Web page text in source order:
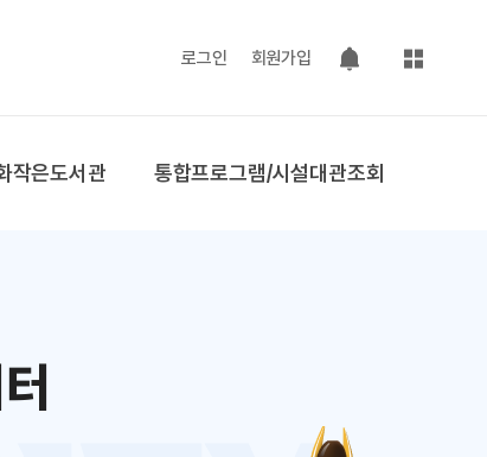
로그인 회원가입
팝업 열기
사이트맵
작은도서관 통합프로그램/시설대관조회